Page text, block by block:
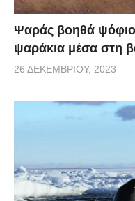
Ψαράς βοηθά ψόφιο
ψαράκια μέσα στη
26 ΔΕΚΕΜΒΡΊΟΥ, 2023